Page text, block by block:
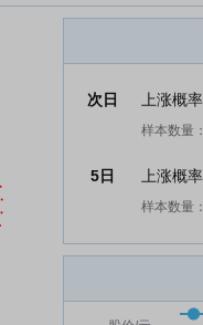
次日 上涨概
样本数量
5日 上涨概
样本数量